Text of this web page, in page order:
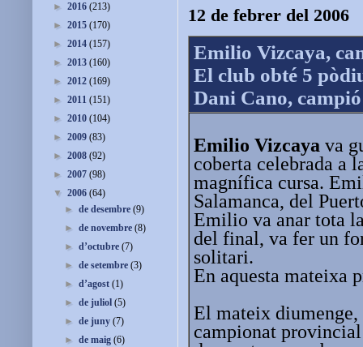
12 de febrer del 2006
Emilio Vizcaya,
El club obté 5
Dani Cano,
Emilio Vizcaya va
coberta celebrada a
magnífica cursa.
Salamanca, del
Emilio va anar tota
del final, va fer un
solitari.
En aquesta mateixa
El mateix
campionat provincial
► 2016 (213)
► 2015 (170)
► 2014 (157)
► 2013 (160)
► 2012 (169)
► 2011 (151)
► 2010 (104)
► 2009 (83)
► 2008 (92)
► 2007 (98)
▼ 2006 (64)
►de desembre(9)
►de novembre(8)
►d’octubre(7)
►de setembre(3)
►d’agost(1)
►de juliol(5)
►de juny(7)
►de maig(6)